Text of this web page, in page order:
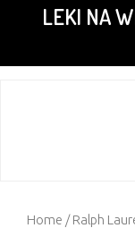
content
LEKI NA
Home /Ralph